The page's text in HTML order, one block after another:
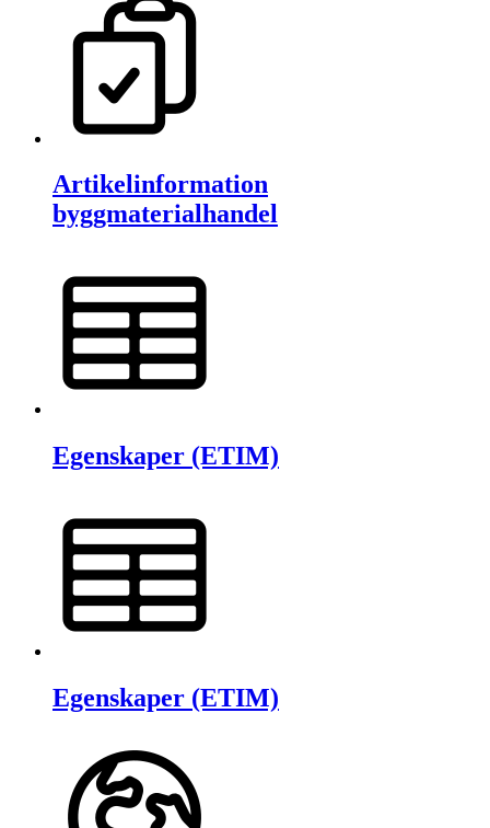
Artikelinformation
byggmaterialhandel
Egenskaper (ETIM)
Egenskaper (ETIM)